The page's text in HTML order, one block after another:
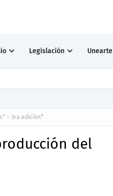
Legislación Unearte
– 3ra edición*
del